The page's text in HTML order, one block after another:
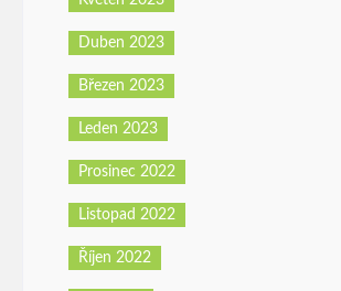
Duben 2023
Březen 2023
Leden 2023
Prosinec 2022
Listopad 2022
Říjen 2022